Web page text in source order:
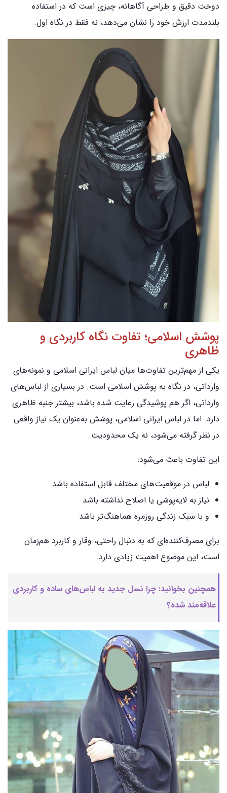
دوخت دقیق و طراحی آگاهانه، چیزی است که در استفاده
بلندمدت ارزش خود را نشان می‌دهد، نه فقط در نگاه اول.
پوشش اسلامی؛ تفاوت نگاه کاربردی و
ظاهری
یکی از مهم‌ترین تفاوت‌ها میان لباس ایرانی اسلامی و نمونه‌های
وارداتی، در نگاه به پوشش اسلامی است. در بسیاری از لباس‌های
وارداتی، اگر هم پوشیدگی رعایت شده باشد، بیشتر جنبه ظاهری
دارد. اما در لباس ایرانی اسلامی، پوشش به‌عنوان یک نیاز واقعی
در نظر گرفته می‌شود، نه یک محدودیت.
این تفاوت باعث می‌شود:
لباس در موقعیت‌های مختلف قابل استفاده باشد
نیاز به لایه‌پوشی یا اصلاح نداشته باشد
و با سبک زندگی روزمره هماهنگ‌تر باشد
برای مصرف‌کننده‌ای که به دنبال راحتی، وقار و کاربرد هم‌زمان
است، این موضوع اهمیت زیادی دارد.
همچنین بخوانید: چرا نسل جدید به لباس‌های ساده و کاربردی
علاقه‌مند شده؟